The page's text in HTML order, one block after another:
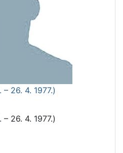
26. 4. 1977.)
26. 4. 1977.)